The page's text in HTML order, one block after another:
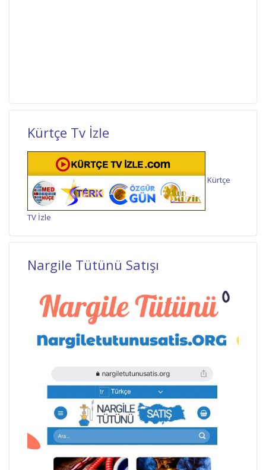
Kürtçe Tv İzle
Kürtçe
TV İzle
Nargile Tütünü Satışı